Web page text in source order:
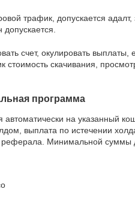
трафик, допускается
счет, окулировать
стоимость скачивания,
программа
автоматически на указанный
выплата по истечении
реферала. Минимальной суммы